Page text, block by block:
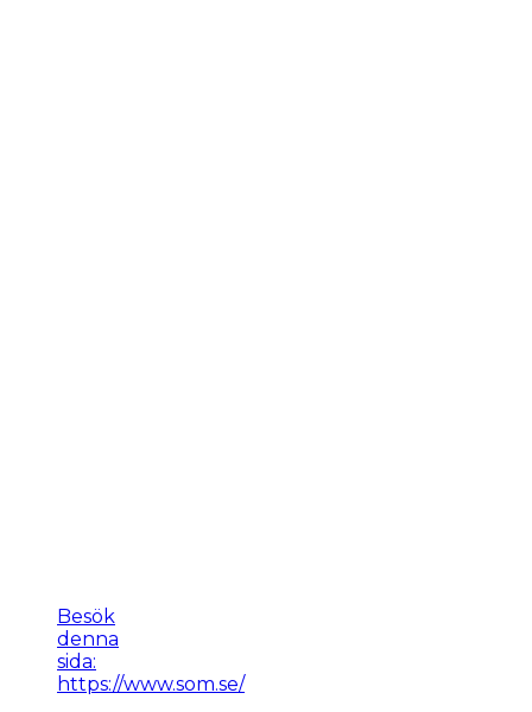
Besök
denna
sida:
https://www.som.se/